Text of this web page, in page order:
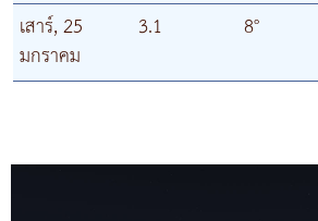
เสาร์, 25
มกราคม
3.1 8°